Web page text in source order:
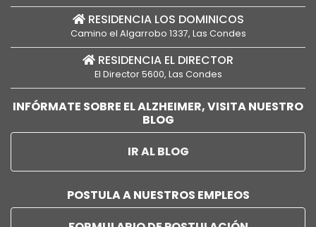
RESIDENCIA LOS DOMINICOS
Camino el Algarrobo 1337, Las Condes
RESIDENCIA EL DIRECTOR
El Director 5600, Las Condes
INFÓRMATE SOBRE EL ALZHEIMER, VISITA NUESTRO
BLOG
IR AL BLOG
POSTULA A NUESTROS EMPLEOS